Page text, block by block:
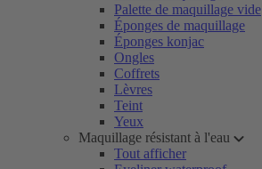
Palette de maquillage vide
Éponges de maquillage
Éponges konjac
Ongles
Coffrets
Lèvres
Teint
Yeux
Maquillage résistant à l'eau
Tout afficher